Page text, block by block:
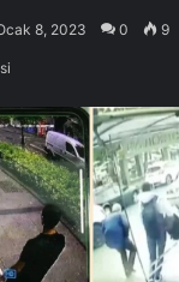
8, 2023 0 9